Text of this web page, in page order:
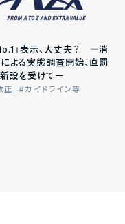
」表示、大丈夫？ ―消
よる実態調査開始、直罰
設を受けてー
正 ガイドライン等